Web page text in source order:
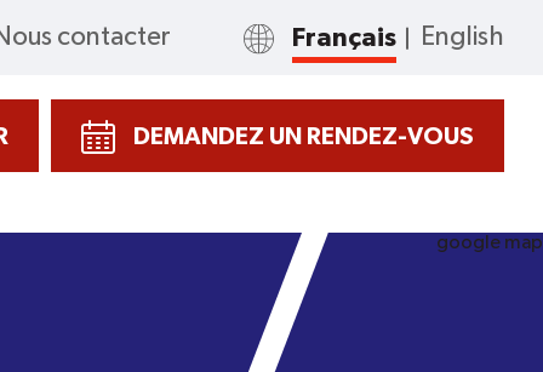
contacter Français English
DEMANDEZ UN RENDEZ-VOUS